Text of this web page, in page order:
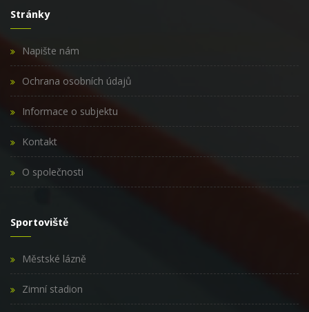
Stránky
Napište nám
Ochrana osobních údajů
Informace o subjektu
Kontakt
O společnosti
Sportoviště
Městské lázně
Zimní stadion